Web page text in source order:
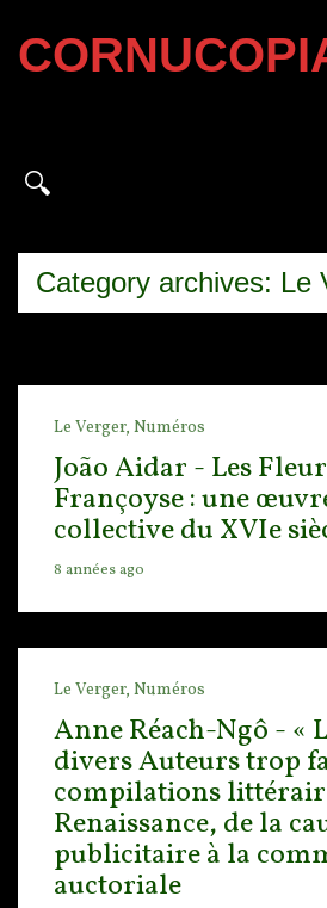
Category archives: Le
Le Verger, Numéros
João Aidar - Les
Françoyse : une
collective du XVIe
8 années ago
Le Verger, Numéros
Anne Réach-Ngô - «
divers Auteurs trop
compilations
Renaissance, de la
publicitaire à la
auctoriale